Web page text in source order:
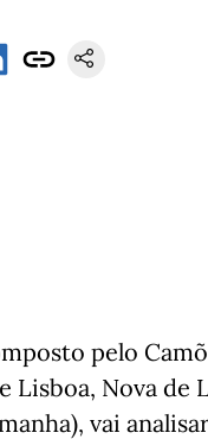
pelo
Lisboa, Nova de
vai